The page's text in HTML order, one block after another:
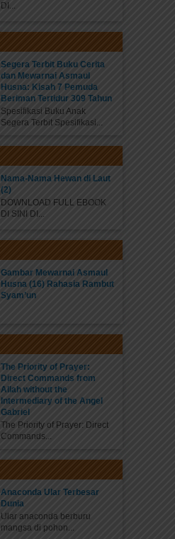
DI...
Segera Terbit Buku Cerita
dan Mewarnai Asmaul
Husna: Kisah 7 Pemuda
Beriman Tertidur 309 Tahun
Spesifikasi Buku Anak
Segera Terbit Spesifikasi...
Nama-Nama Hewan di Laut
(2)
DOWNLOAD FULL EBOOK
DI SINI DI...
Gambar Mewarnai Asmaul
Husna (16) Rahasia Rambut
Syam’un
The Priority of Prayer:
Direct Commands from
Allah without the
Intermediary of the Angel
Gabriel
The Priority of Prayer: Direct
Commands...
Anaconda Ular Terbesar
Dunia
Ular anaconda berburu
mangsa di pohon...